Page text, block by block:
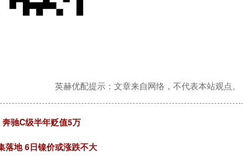
英赫优配提示：文章来自网络，不代表本站观点。
驰C级半年贬值5万
落地 6日镍价或涨跌不大